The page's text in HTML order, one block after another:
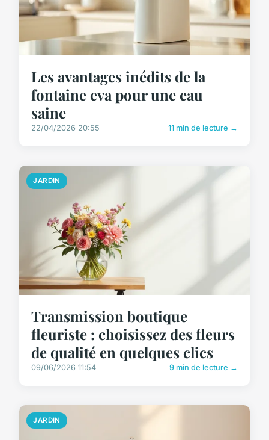
Les avantages inédits de la
fontaine eva pour une eau
saine
22/04/2026 20:55 11 min de lecture →
JARDIN
Transmission boutique
fleuriste : choisissez des fleurs
de qualité en quelques clics
09/06/2026 11:54 9 min de lecture →
JARDIN